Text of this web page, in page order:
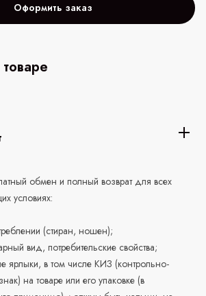
Оформить заказ
обмен и полный возврат для всех
условиях:
(стиран, ношен);
вид, потребительские свойства;
ярлыки, в том числе КИЗ (контрольно-
на товаре или его упаковке (в